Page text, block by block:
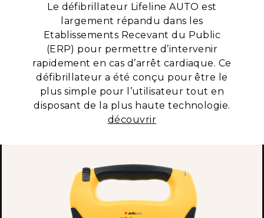
Le défibrillateur Lifeline AUTO est
largement répandu dans les
Etablissements Recevant du Public
(ERP) pour permettre d’intervenir
rapidement en cas d’arrêt cardiaque. Ce
défibrillateur a été conçu pour être le
plus simple pour l’utilisateur tout en
disposant de la plus haute technologie.
découvrir